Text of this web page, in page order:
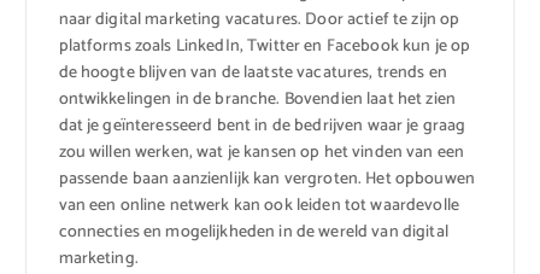
naar digital marketing vacatures. Door actief te zijn op
platforms zoals LinkedIn, Twitter en Facebook kun je op
de hoogte blijven van de laatste vacatures, trends en
ontwikkelingen in de branche. Bovendien laat het zien
dat je geïnteresseerd bent in de bedrijven waar je graag
zou willen werken, wat je kansen op het vinden van een
passende baan aanzienlijk kan vergroten. Het opbouwen
van een online netwerk kan ook leiden tot waardevolle
connecties en mogelijkheden in de wereld van digital
marketing.